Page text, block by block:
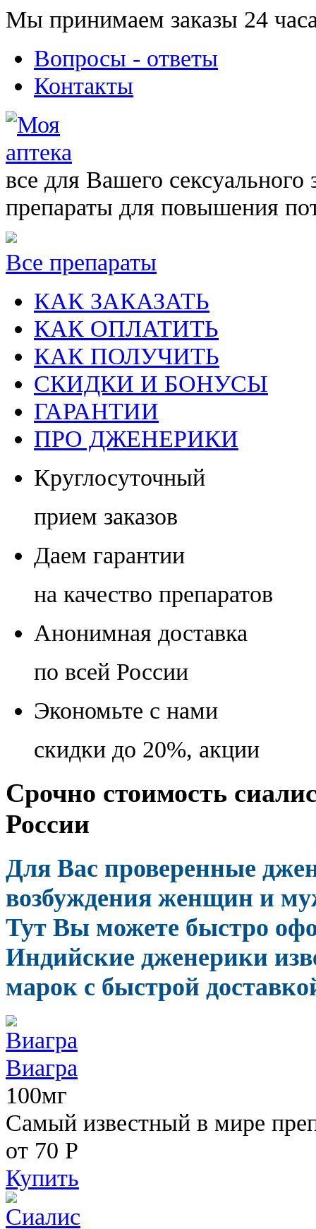
Мы принимаем заказы 24
Вопросы - ответы
Контакты
все для Вашего сексуального
препараты для повышения
Все препараты
КАК ЗАКАЗАТЬ
КАК ОПЛАТИТЬ
КАК ПОЛУЧИТЬ
СКИДКИ И БОНУСЫ
ГАРАНТИИ
ПРО ДЖЕНЕРИКИ
Круглосуточный
прием заказов
Даем гарантии
на качество препаратов
Анонимная доставка
по всей России
Экономьте с нами
скидки до 20%, акции
Срочно стоимость
России
Для Вас проверенные
возбуждения женщин и
Тут Вы можете быстро
Индийские дженерики
марок с быстрой
Виагра
100мг
Самый известный в мире
от 70 Р
Купить